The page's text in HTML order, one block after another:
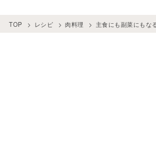
TOP レシピ 肉料理 主食にも副菜にもな